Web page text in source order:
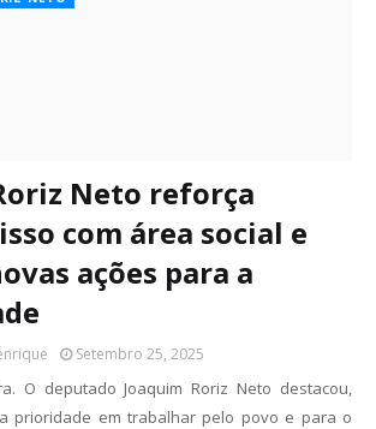
Neto reforça
com área social e
ações para a
Setembro 25, 2025
O deputado Joaquim Roriz Neto destacou,
prioridade em trabalhar pelo povo e para o